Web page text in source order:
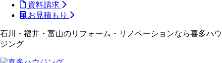
資料請求
お見積もり
石川・福井・富山のリフォーム・リノベーションなら喜多ハウ
ジング